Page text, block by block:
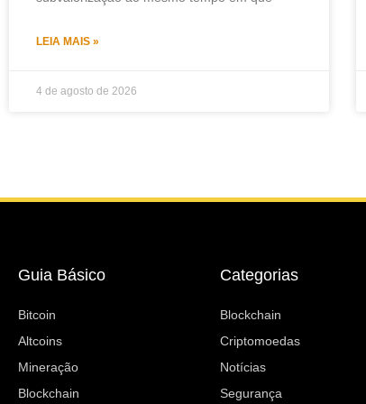
LEIA MAIS »
4 de agosto de 2026
Guia Básico
Bitcoin
Altcoins
Mineração
Blockchain
Categorias
Blockchain
Criptomoedas
Notícias
Segurança